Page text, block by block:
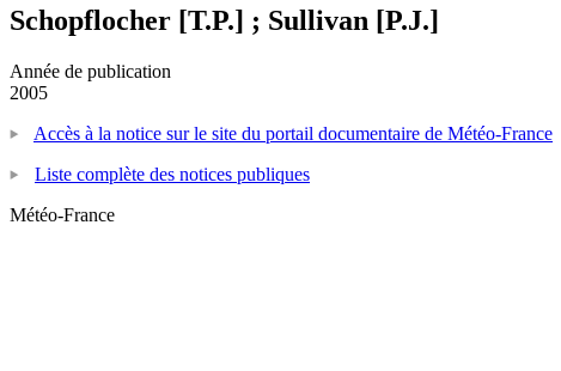
Schopflocher [T.P.] ; Sullivan [P.J.]
Année de publication
2005
Accès à la notice sur le site du portail documentaire de Météo-France
Liste complète des notices publiques
Météo-France